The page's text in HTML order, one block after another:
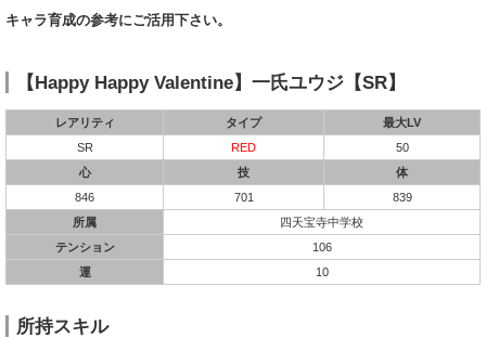
キャラ育成の参考にご活用下さい。
【Happy Happy Valentine】一氏ユウジ【SR】
レアリティ タイプ
最大LV
SR
RED
50
心
技
体
846
701
839
所属
四天宝寺中学校
テンション
106
運
10
所持スキル